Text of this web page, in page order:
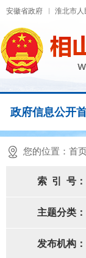
安徽省政府 淮北市人
政府信息公开
您的位置： 首
索 引 号：
主题分类：
发布机构：